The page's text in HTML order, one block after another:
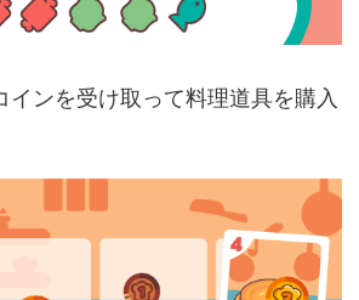
インを受け取って料理道具を購入